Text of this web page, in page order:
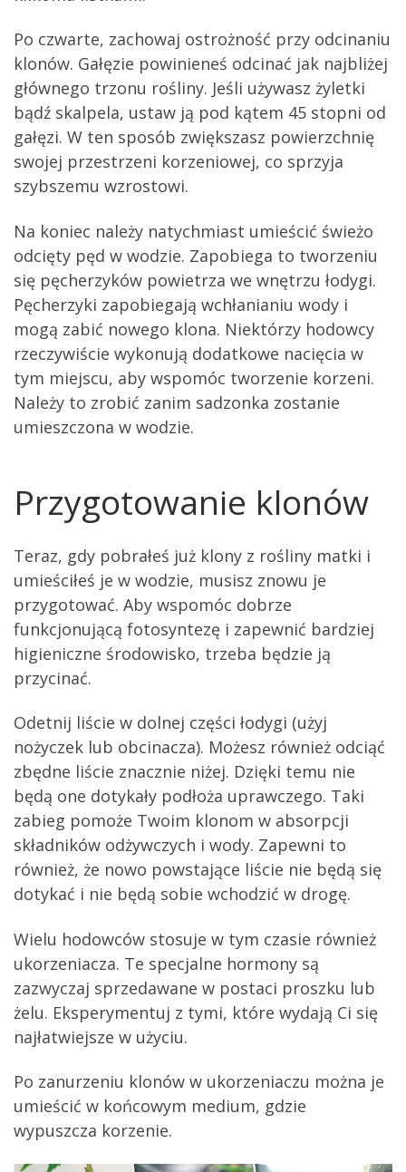
Po czwarte, zachowaj ostrożność przy odcinaniu
klonów. Gałęzie powinieneś odcinać jak najbliżej
głównego trzonu rośliny. Jeśli używasz żyletki
bądź skalpela, ustaw ją pod kątem 45 stopni od
gałęzi. W ten sposób zwiększasz powierzchnię
swojej przestrzeni korzeniowej, co sprzyja
szybszemu wzrostowi.
Na koniec należy natychmiast umieścić świeżo
odcięty pęd w wodzie. Zapobiega to tworzeniu
się pęcherzyków powietrza we wnętrzu łodygi.
Pęcherzyki zapobiegają wchłanianiu wody i
mogą zabić nowego klona. Niektórzy hodowcy
rzeczywiście wykonują dodatkowe nacięcia w
tym miejscu, aby wspomóc tworzenie korzeni.
Należy to zrobić zanim sadzonka zostanie
umieszczona w wodzie.
Przygotowanie klonów
Teraz, gdy pobrałeś już klony z rośliny matki i
umieściłeś je w wodzie, musisz znowu je
przygotować. Aby wspomóc dobrze
funkcjonującą fotosyntezę i zapewnić bardziej
higieniczne środowisko, trzeba będzie ją
przycinać.
Odetnij liście w dolnej części łodygi (użyj
nożyczek lub obcinacza). Możesz również odciąć
zbędne liście znacznie niżej. Dzięki temu nie
będą one dotykały podłoża uprawczego. Taki
zabieg pomoże Twoim klonom w absorpcji
składników odżywczych i wody. Zapewni to
również, że nowo powstające liście nie będą się
dotykać i nie będą sobie wchodzić w drogę.
Wielu hodowców stosuje w tym czasie również
ukorzeniacza. Te specjalne hormony są
zazwyczaj sprzedawane w postaci proszku lub
żelu. Eksperymentuj z tymi, które wydają Ci się
najłatwiejsze w użyciu.
Po zanurzeniu klonów w ukorzeniaczu można je
umieścić w końcowym medium, gdzie
wypuszcza korzenie.